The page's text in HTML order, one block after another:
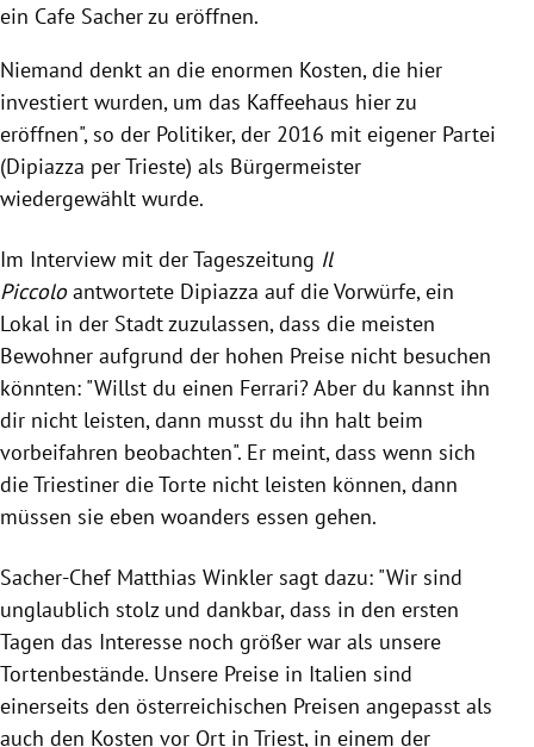
ein Cafe Sacher zu eröffnen.
Niemand denkt an die enormen Kosten, die hier
investiert wurden, um das Kaffeehaus hier zu
eröffnen", so der Politiker, der 2016 mit eigener Partei
(Dipiazza per Trieste) als Bürgermeister
wiedergewählt wurde.
Im Interview mit der Tageszeitung Il
Piccoloantwortete Dipiazza auf die Vorwürfe, ein
Lokal in der Stadt zuzulassen, dass die meisten
Bewohner aufgrund der hohen Preise nicht besuchen
könnten: "Willst du einen Ferrari? Aber du kannst ihn
dir nicht leisten, dann musst du ihn halt beim
vorbeifahren beobachten". Er meint, dass wenn sich
die Triestiner die Torte nicht leisten können, dann
müssen sie eben woanders essen gehen.
Sacher-Chef Matthias Winkler sagt dazu: "Wir sind
unglaublich stolz und dankbar, dass in den ersten
Tagen das Interesse noch größer war als unsere
Tortenbestände. Unsere Preise in Italien sind
einerseits den österreichischen Preisen angepasst als
auch den Kosten vor Ort in Triest, in einem der